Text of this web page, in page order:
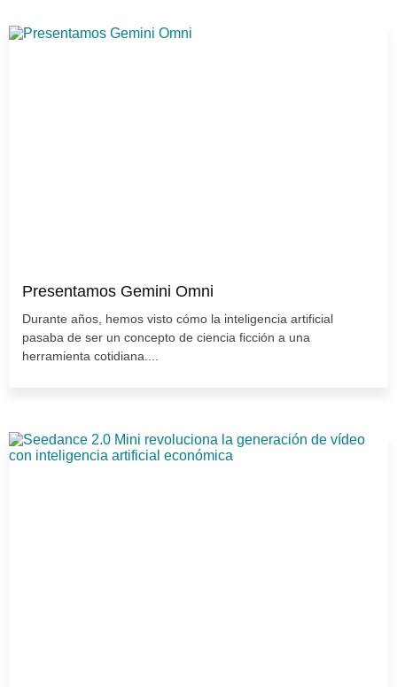
Presentamos Gemini Omni
Durante años, hemos visto cómo la inteligencia artificial
pasaba de ser un concepto de ciencia ficción a una
herramienta cotidiana....